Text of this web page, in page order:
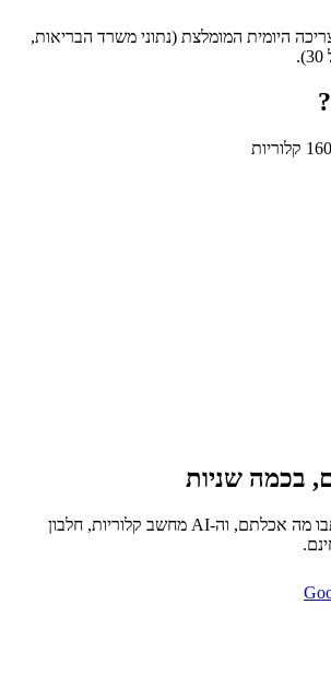
היומית המומלצת (נתוני משרד הבריאות,
160 קלוריות
בכמה שניות
צלמו את הצלחת או כתבו מה אכלתם, וה-AI מחשב קלוריות, חלבון